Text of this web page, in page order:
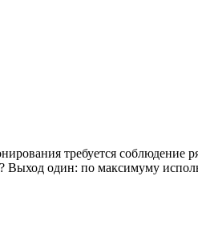
требуется соблюдение
Выход один: по максимуму